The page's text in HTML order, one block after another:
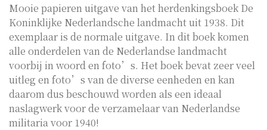
Mooie papieren uitgave van het herdenkingsboek De
Koninklijke Nederlandsche landmacht uit 1938. Dit
exemplaar is de normale uitgave. In dit boek komen
alle onderdelen van de Nederlandse landmacht
voorbij in woord en foto’s. Het boek bevat zeer veel
uitleg en foto’s van de diverse eenheden en kan
daarom dus beschouwd worden als een ideaal
naslagwerk voor de verzamelaar van Nederlandse
militaria voor 1940!